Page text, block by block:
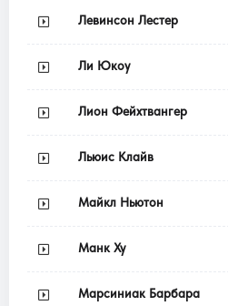
Левинсон Лестер
Ли Юкоу
Лион Фейхтвангер
Льюис Клайв
Майкл Ньютон
Манк Ху
Марсиниак Барбара